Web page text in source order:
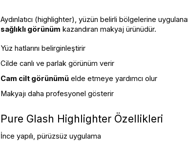
Aydınlatıcı (highlighter), yüzün belirli bölgelerine
sağlıklı görünüm kazandıran makyaj ürünüdür.
Yüz hatlarını belirginleştirir
Cilde canlı ve parlak görünüm verir
Cam cilt görünümü elde etmeye yardımcı olur
Makyajı daha profesyonel gösterir
Pure Glash Highlighter Özellikleri
İnce yapılı, pürüzsüz uygulama